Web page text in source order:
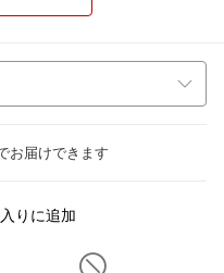
お届けできます
りに追加